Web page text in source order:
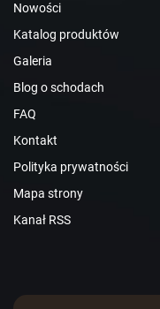
Nowości
Katalog produktów
Galeria
Blog o schodach
FAQ
Kontakt
Polityka prywatności
Mapa strony
Kanał RSS